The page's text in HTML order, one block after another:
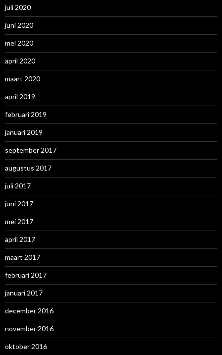
juli 2020
juni 2020
mei 2020
april 2020
maart 2020
april 2019
februari 2019
januari 2019
september 2017
augustus 2017
juli 2017
juni 2017
mei 2017
april 2017
maart 2017
februari 2017
januari 2017
december 2016
november 2016
oktober 2016